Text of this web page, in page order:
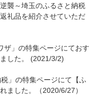
襲～埼玉のふるさと納税
礼品を紹介させていただ
ザ」の特集ページにておす
した。 (2021/3/2)
」の特集ページにて【ふ
ました。（2020/6/27）